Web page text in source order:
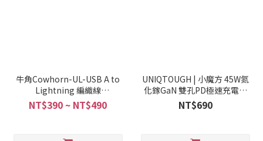
牛角Cowhorn-UL-USB A to
Lightning 編織線
100cm&200cm
NT$390 ~ NT$490
UNIQTOUGH | 小魔方 45W氮
化鎵GaN 雙孔PD極速充電器
(雙PD旅充頭/雙孔Type-C)
NT$690